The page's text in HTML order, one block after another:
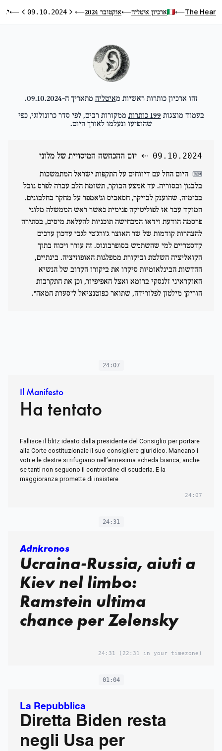
The Hear
⟵ ארכיון איטליה⟵אוקטובר 2024 ⟵היום הקודם
09.10.2024 היום הבא
⟵ יום ההכחשה המיסויית של מלוני
זהו ארכיון כותרות ראשיות מאיטליה מתאריך ה-09.10.2024
.
בעמוד מוצגות 199 כותרות ממקורות רבים, לפי סדר כרונולוגי, כפי
שהופיעו ונעלמו לאורך היום.
09.10.2024
⇠ יום ההכחשה המיסויית של מלוני
⌨ היום החל עם דיווחים על התקפות ישראל המתמשכות
בלבנון ובסוריה. עד אמצע הבוקר, תשומת הלב עברה לפרס נובל
בכימיה, שהוענק לבייקר, חסאביס וג'אמפר על מחקר בחלבונים.
המוקד עבר אז לפוליטיקה פנימית כאשר ראש הממשלה מלוני
פרסמה הודעת וידאו המכחישה תוכניות להעלאת מיסים, בסתירה
להצהרות קודמות של שר האוצר ג'ורג'טי לגבי עדכון ערכים
קדסטריים למי שהשתמש בסופרבונוס. זה עורר ויכוח בתוך
הקואליציה השלטת וביקורת ממפלגות האופוזיציה. בינתיים,
החדשות הבינלאומיות סיקרו את ביקורו הקרוב של הנשיא
האוקראיני זלנסקי ברומא ואצל האפיפיור, וכן את התקרבות
הוריקן מילטון לפלורידה, שתואר כפוטנציאל ל"סערת המאה".
24:07
Il Manifesto
Ha tentato
Fallisce il blitz ideato dalla presidente del Consiglio per portare
alla Corte costituzionale il suo consigliere giuridico. Mancano i
voti e le destre si rifugiano nell’ennesima scheda bianca, anche
se tanti non seguono il contrordine di scuderia. E la
maggioranza promette di insistere
24:07
24:31
Adnkronos
Ucraina-Russia, aiuti a
Kiev nel limbo:
Ramstein ultima
chance per Zelensky
24:31 (22:31 in your timezone)
01:04
La Repubblica
Diretta Biden resta
negli Usa per